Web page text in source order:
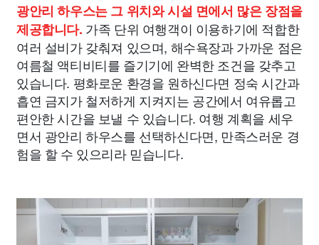
광안리 하우스는 그 위치와 시설 면에서 많은 장점을
제공합니다. 가족 단위 여행객이 이용하기에 적합한
여러 설비가 갖춰져 있으며, 해수욕장과 가까운 점은
여름철 액티비티를 즐기기에 완벽한 조건을 갖추고
있습니다. 평화로운 환경을 원하신다면 정숙 시간과
흡연 금지가 철저하게 지켜지는 공간에서 여유롭고
편안한 시간을 보낼 수 있습니다. 여행 계획을 세우
면서 광안리 하우스를 선택하신다면, 만족스러운 경
험을 할 수 있으리라 믿습니다.